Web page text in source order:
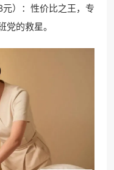
）：性价比之王，专
的救星。